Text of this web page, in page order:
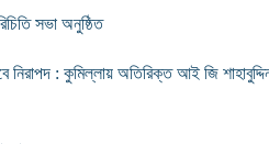
সভা অনুষ্ঠিত
নিরাপদ : কুমিল্লায় অতিরিক্ত আই জি